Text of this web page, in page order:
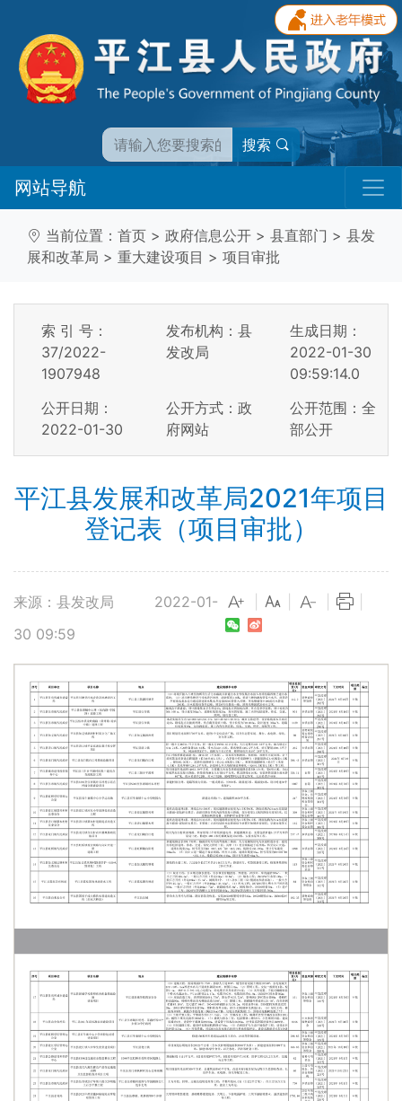
搜索
网站导航
当前位置： 首页 > 政府信息公开 > 县直部门 > 县发
展和改革局 > 重大建设项目 > 项目审批
索 引 号：
37/2022-
1907948
发布机构：县
发改局
生成日期：
2022-01-30
09:59:14.0
公开日期：
2022-01-30
公开方式：政
府网站
公开范围：全
部公开
平江县发展和改革局2021年项目
登记表（项目审批）
来源：县发改局
2022-01-
30 09:59